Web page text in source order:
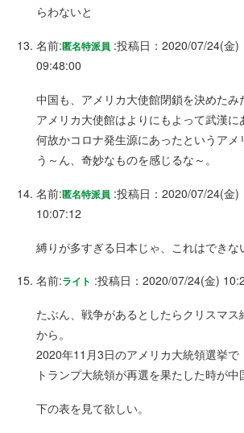
らわないと
名前:匿名特派員 :投稿日：2020/07/24(金)
09:48:00
中国も、アメリカ大使館閉鎖を決めたみ
アメリカ大使館はよりにもよって武漢に
何故かコロナ発生源にあったというアメ
う～ん、奇妙なものを感じるな～。
名前:匿名特派員 :投稿日：2020/07/24(金)
10:07:12
縛りが多すぎる日本じゃ、これはできな
名前:ライト :投稿日：2020/07/24(金)
たぶん、戦争があるとしたらクリスマス
から。
2020年11月3日のアメリカ大統領選挙で
トランプ大統領が再選を果たした時が中
下の表を見て欲しい。